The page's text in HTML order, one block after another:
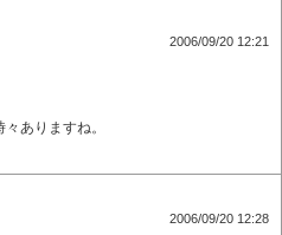
2006/09/20 12:21
ありますね。
2006/09/20 12:28